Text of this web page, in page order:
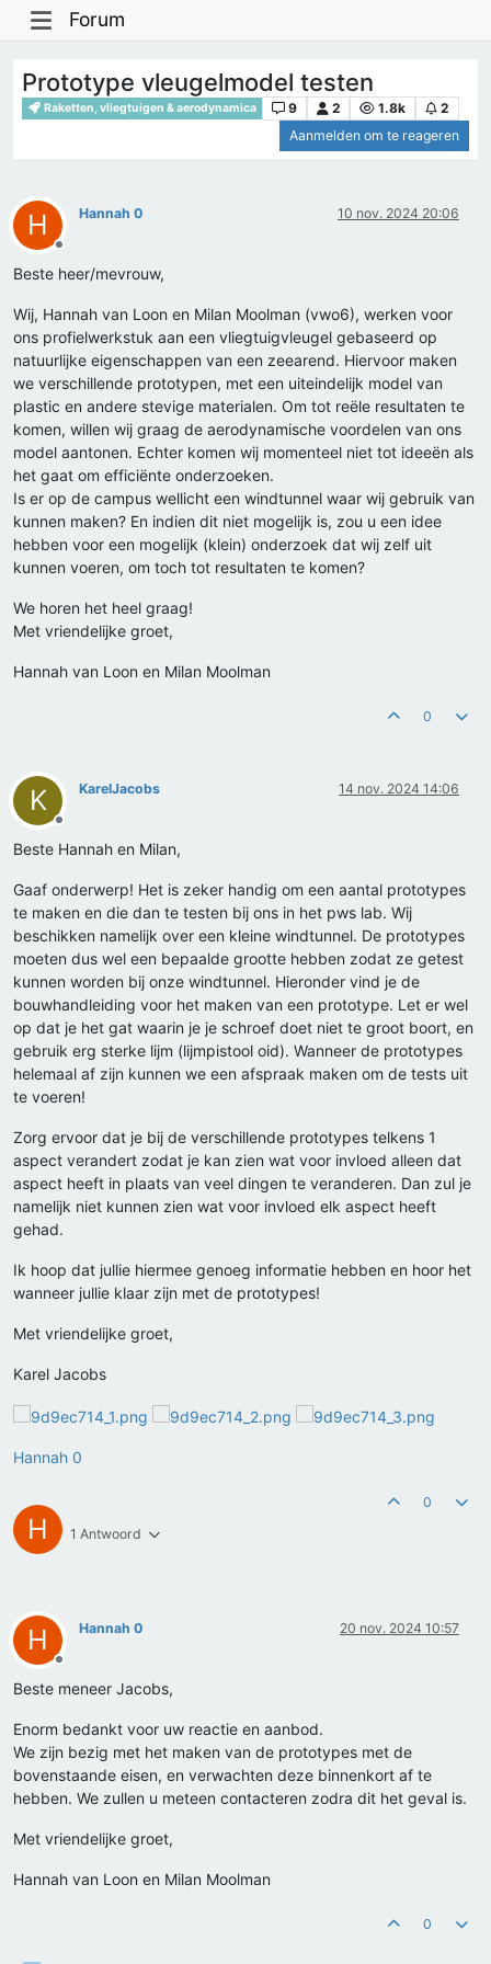
Forum
Prototype vleugelmodel testen
Raketten, vliegtuigen & aerodynamica 9 2 1.8k
2
Aanmelden om te reageren
H
Offline
Hannah 0 10 nov. 2024 20:06
Beste heer/mevrouw,
Wij, Hannah van Loon en Milan Moolman (vwo6), werken voor
ons profielwerkstuk aan een vliegtuigvleugel gebaseerd op
natuurlijke eigenschappen van een zeearend. Hiervoor maken
we verschillende prototypen, met een uiteindelijk model van
plastic en andere stevige materialen. Om tot reële resultaten te
komen, willen wij graag de aerodynamische voordelen van ons
model aantonen. Echter komen wij momenteel niet tot ideeën als
het gaat om efficiënte onderzoeken.
Is er op de campus wellicht een windtunnel waar wij gebruik van
kunnen maken? En indien dit niet mogelijk is, zou u een idee
hebben voor een mogelijk (klein) onderzoek dat wij zelf uit
kunnen voeren, om toch tot resultaten te komen?
We horen het heel graag!
Met vriendelijke groet,
Hannah van Loon en Milan Moolman
0
K
Offline
KarelJacobs 14 nov. 2024 14:06
Beste Hannah en Milan,
Gaaf onderwerp! Het is zeker handig om een aantal prototypes
te maken en die dan te testen bij ons in het pws lab. Wij
beschikken namelijk over een kleine windtunnel. De prototypes
moeten dus wel een bepaalde grootte hebben zodat ze getest
kunnen worden bij onze windtunnel. Hieronder vind je de
bouwhandleiding voor het maken van een prototype. Let er wel
op dat je het gat waarin je je schroef doet niet te groot boort, en
gebruik erg sterke lijm (lijmpistool oid). Wanneer de prototypes
helemaal af zijn kunnen we een afspraak maken om de tests uit
te voeren!
Zorg ervoor dat je bij de verschillende prototypes telkens 1
aspect verandert zodat je kan zien wat voor invloed alleen dat
aspect heeft in plaats van veel dingen te veranderen. Dan zul je
namelijk niet kunnen zien wat voor invloed elk aspect heeft
gehad.
Ik hoop dat jullie hiermee genoeg informatie hebben en hoor het
wanneer jullie klaar zijn met de prototypes!
Met vriendelijke groet,
Karel Jacobs
Hannah 0
H 1 Antwoord
0
H
Offline
Hannah 0 20 nov. 2024 10:57
Beste meneer Jacobs,
Enorm bedankt voor uw reactie en aanbod.
We zijn bezig met het maken van de prototypes met de
bovenstaande eisen, en verwachten deze binnenkort af te
hebben. We zullen u meteen contacteren zodra dit het geval is.
Met vriendelijke groet,
Hannah van Loon en Milan Moolman
0